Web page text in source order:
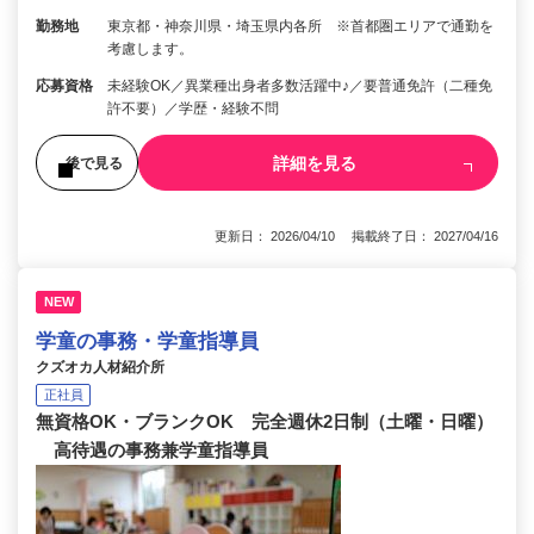
勤務地
東京都・神奈川県・埼玉県内各所 ※首都圏エリアで通勤を
考慮します。
応募資格
未経験OK／異業種出身者多数活躍中♪／要普通免許（二種免
許不要）／学歴・経験不問
後で見る 詳細を見る
更新日： 2026/04/10 掲載終了日： 2027/04/16
NEW
学童の事務・学童指導員
クズオカ人材紹介所
正社員
無資格OK・ブランクOK 完全週休2日制（土曜・日曜）
高待遇の事務兼学童指導員